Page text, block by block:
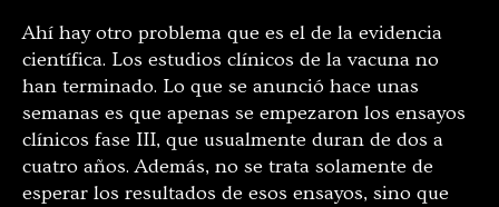
Ahí hay otro problema que es el de la evidencia
científica. Los estudios clínicos de la vacuna no
han terminado. Lo que se anunció hace unas
semanas es que apenas se empezaron los ensayos
clínicos fase III, que usualmente duran de dos a
cuatro años. Además, no se trata solamente de
esperar los resultados de esos ensayos, sino que